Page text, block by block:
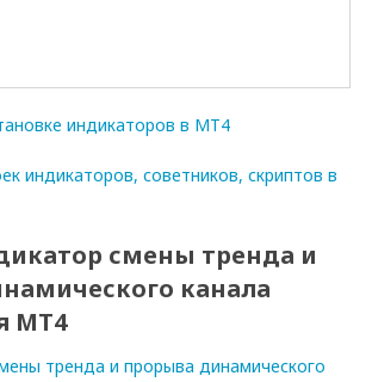
индикаторов в МТ4
индикаторов, советников, скриптов в
смены тренда и
канала
МТ4